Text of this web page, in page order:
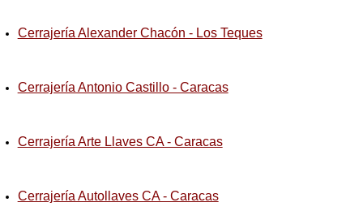
Cerrajería Alexander Chacón - Los Teques
Cerrajería Antonio Castillo - Caracas
Cerrajería Arte Llaves CA - Caracas
Cerrajería Autollaves CA - Caracas